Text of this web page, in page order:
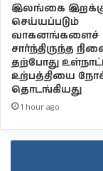
இலங்கை
செய்யப்படும்
வாகனங்களைச்
சார்ந்திருந்த
தற்போது
உற்பத்தியை
தொடங்கியது
1 hour ago